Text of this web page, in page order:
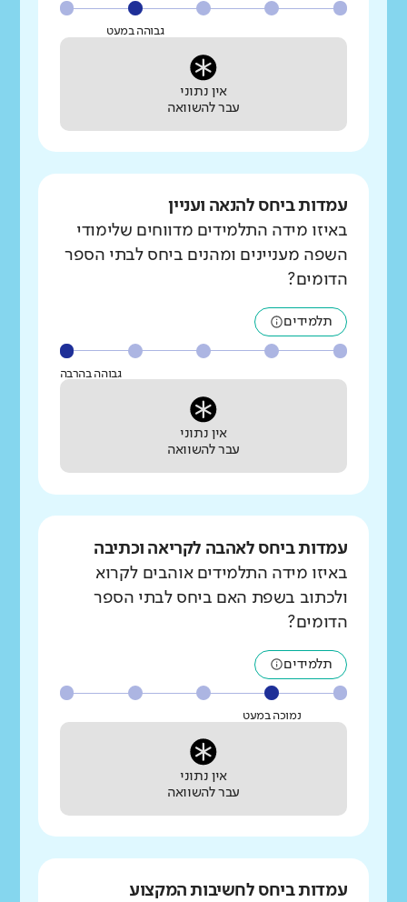
גבוהה במעט
אין נתוני
עבר להשוואה
עמדות ביחס להנאה ועניין
באיזו מידה התלמידים מדווחים שלימודי
השפה מעניינים ומהנים ביחס לבתי הספר
הדומים?
תלמידים
גבוהה בהרבה
אין נתוני
עבר להשוואה
עמדות ביחס לאהבה לקריאה וכתיבה
באיזו מידה התלמידים אוהבים לקרוא
ולכתוב בשפת האם ביחס לבתי הספר
הדומים?
תלמידים
נמוכה במעט
אין נתוני
עבר להשוואה
עמדות ביחס לחשיבות המקצוע